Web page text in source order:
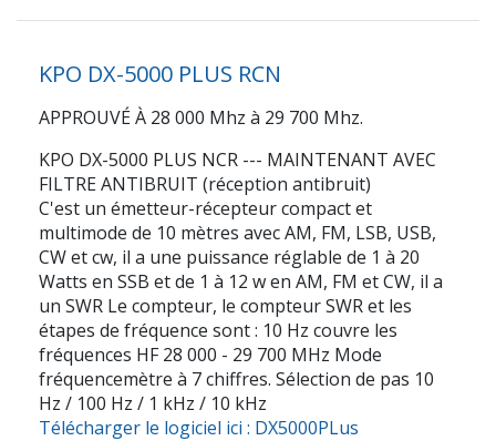
KPO DX-5000 PLUS RCN
APPROUVÉ À 28 000 Mhz à 29 700 Mhz.
KPO DX-5000 PLUS NCR --- MAINTENANT AVEC
FILTRE ANTIBRUIT (réception antibruit)
C'est un émetteur-récepteur compact et
multimode de 10 mètres avec AM, FM, LSB, USB,
CW et cw, il a une puissance réglable de 1 à 20
Watts en SSB et de 1 à 12 w en AM, FM et CW, il a
un SWR Le compteur, le compteur SWR et les
étapes de fréquence sont : 10 Hz couvre les
fréquences HF 28 000 - 29 700 MHz Mode
fréquencemètre à 7 chiffres. Sélection de pas 10
Hz / 100 Hz / 1 kHz / 10 kHz
Télécharger le logiciel ici : DX5000PLus